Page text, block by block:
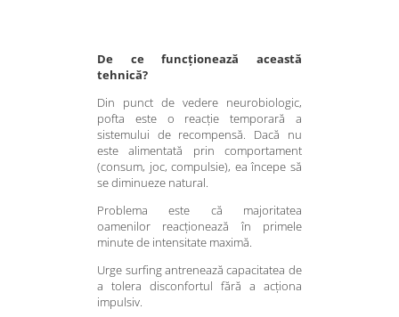
De ce funcționează această
tehnică?
Din punct de vedere neurobiologic,
pofta este o reacție temporară a
sistemului de recompensă. Dacă nu
este alimentată prin comportament
(consum, joc, compulsie), ea începe să
se diminueze natural.
Problema este că majoritatea
oamenilor reacționează în primele
minute de intensitate maximă.
Urge surfing antrenează capacitatea de
a tolera disconfortul fără a acționa
impulsiv.